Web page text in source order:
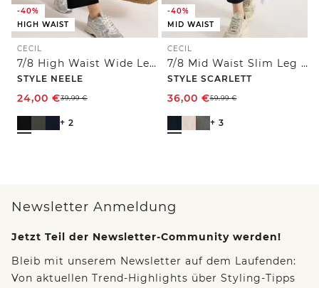
-40%
HIGH WAIST
CECIL
7/8 High Waist Wide Leg Jerseyhose im Loose Fit
STYLE NEELE
24,00 €39,99€
+ 2
-40%
MID WAIST
CECIL
7/8 Mid Waist Slim Leg Hose im Casual Fit
STYLE SCARLETT
36,00 €59,99€
+ 3
Newsletter Anmeldung
Jetzt Teil der Newsletter-Community werden!
Bleib mit unserem Newsletter auf dem Laufenden:
Von aktuellen Trend-Highlights über Styling-Tipps